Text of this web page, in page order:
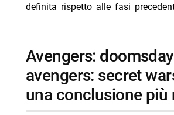
- continuità del mcu e riferimenti alla
secret wars
- cast e presenza di volti noti nei
-- Scopri di più da Jump the shark
definita rispetto alle fasi
avengers: doomsday e
avengers: secret
una conclusione più